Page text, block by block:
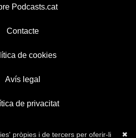
Podcasts.cat
Contacte
de cookies
Avís legal
de privacitat
✖
pròpies i de tercers per oferir-li